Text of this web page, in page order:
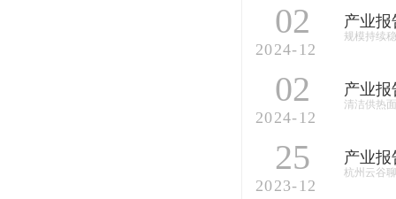
02
2024-12
产业报
规模持续
02
2024-12
产业报
清洁供热
25
2023-12
产业报
杭州云谷